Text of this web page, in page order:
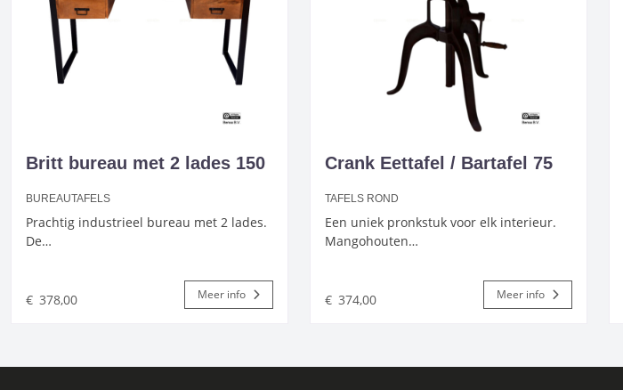
Britt bureau met 2 lades 150
BUREAUTAFELS
Prachtig industrieel bureau met 2 lades.
De…
€ 378,00 Meer info
Crank Eettafel / Bartafel 75
TAFELS ROND
Een uniek pronkstuk voor elk interieur.
Mangohouten…
€ 374,00 Meer info